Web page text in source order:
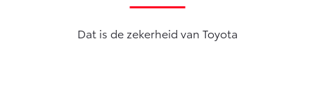
Service & Onderhoud
Dat is de zekerheid van Toyota